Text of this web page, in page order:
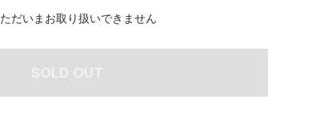
ただいまお取り扱いできません